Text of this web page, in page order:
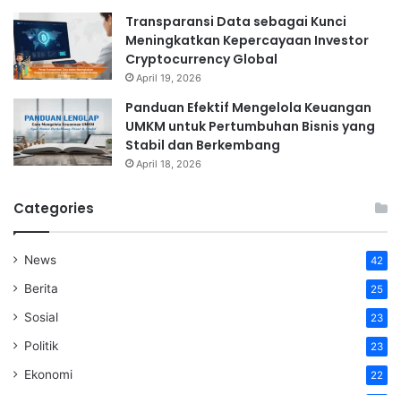
Transparansi Data sebagai Kunci
Meningkatkan Kepercayaan Investor
Cryptocurrency Global
April 19, 2026
Panduan Efektif Mengelola Keuangan
UMKM untuk Pertumbuhan Bisnis yang
Stabil dan Berkembang
April 18, 2026
Categories
News 42
Berita 25
Sosial 23
Politik 23
Ekonomi 22